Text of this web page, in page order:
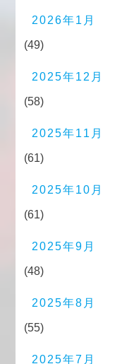
2026年1月
(49)
2025年12月
(58)
2025年11月
(61)
2025年10月
(61)
2025年9月
(48)
2025年8月
(55)
2025年7月